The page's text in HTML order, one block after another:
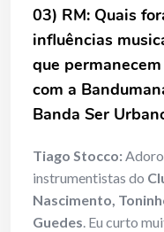
03) RM: Quais
influências
que
com a
Banda Ser
Tiago Stocco:
instrumentistas do
Nascimento,
Guedes. Eu curto